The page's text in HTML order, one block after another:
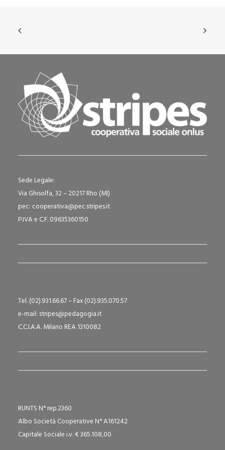
Sede Legale:
Via Ghisolfa, 32 – 20217 Rho (MI)
pec: cooperativa@pec.stripes.it
P.IVA e C.F. 09635360150
Tel. (02).931.66.67 – Fax (02).935.070.57
e-mail: stripes@pedagogia.it
C.C.I.A.A. Milano REA 1310082
RUNTS N° rep.2360
Albo Società Cooperative N° A161242
Capitale Sociale i.v. € 365.108,00